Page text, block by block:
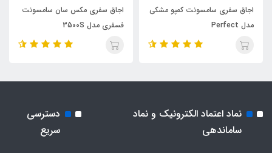
اجاق سفری سامسونت کمپو مشکی
مدل Perfect
اجاق سفری مکس سان سامسونت
فسفری مدل 3500S
نماد اعتماد الکترونیک و نماد
ساماندهی
دسترسی
سریع